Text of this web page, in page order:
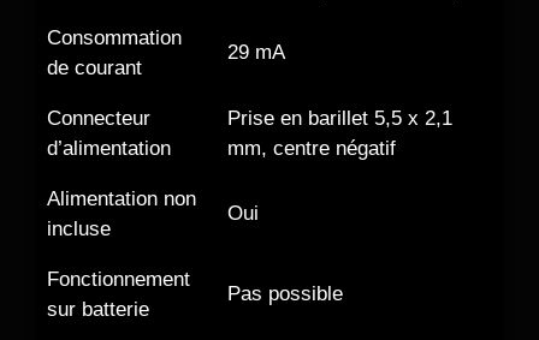
Consommation
de courant
29 mA
Connecteur
d’alimentation
Prise en barillet 5,5 x 2,1
mm, centre négatif
Alimentation non
incluse
Oui
Fonctionnement
sur batterie
Pas possible